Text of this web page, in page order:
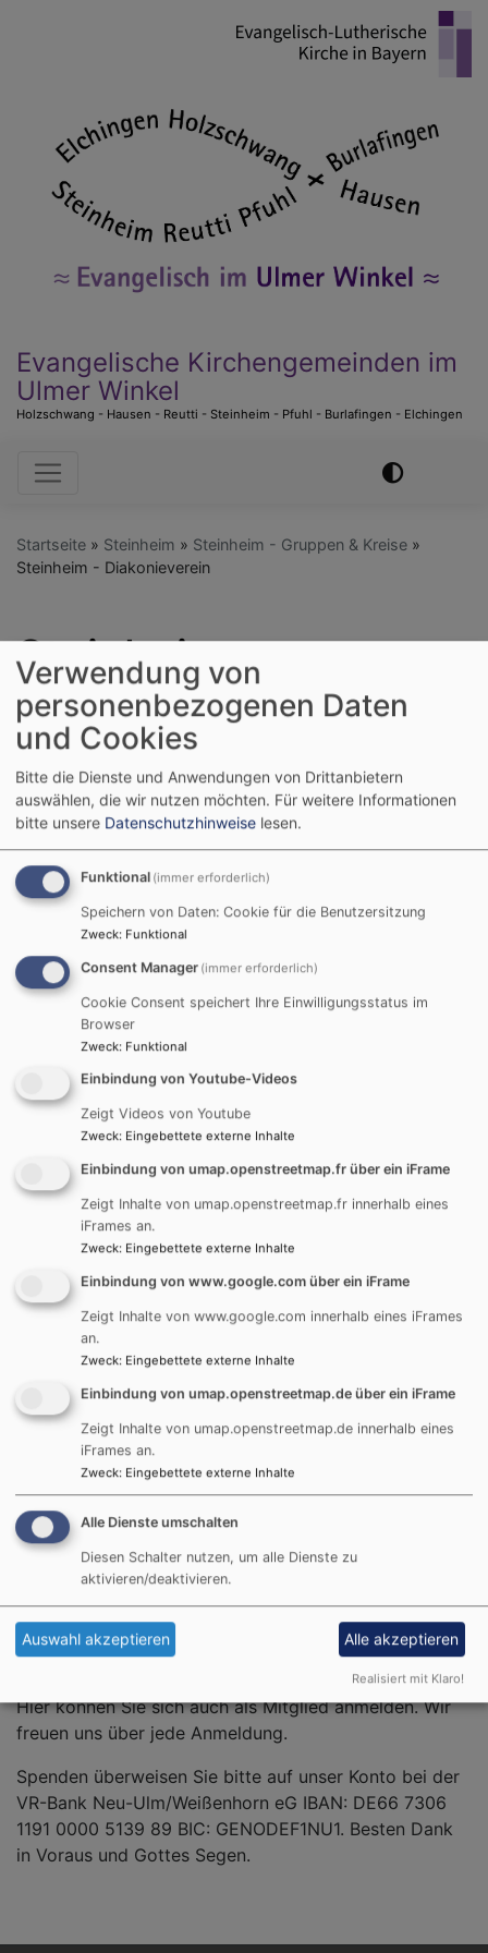
Evangelische Kirchengemeinden im
Ulmer Winkel
Holzschwang - Hausen - Reutti - Steinheim - Pfuhl - Burlafingen - Elchingen
Hauptnavigation
Startseite Steinheim
Steinheim - Gruppen & Kreise
Steinheim - Diakonieverein
Steinheim -
Diakonieverein
"Der Diakonieverein Steinheim-Nersingen e.V. wurde
am 15.02.1990 in Steinheim unter Pfarrer Chr. Schmidt-
Scheer gegründet. Der Zweck des Vereins ist die
Unterstützung hilfsbedürftiger Personen und die
Förderung des Gesundheitswesens, insbesondere die
Unterstützung der Diakoniestation."
(Auszug aus der Satzung).
Je nach Bedarf wird die Diakoniestation z.B. bei
angefallenen Personalkosten durch psychosoziale
Betreuung der Patienten (Leistungen die nicht von den
Anschaffung der Dienstfahrzeuge unterstützt. Aber
auch beim Transport von auszuleihenden Pflegebetten
hat der Verein schon tatkräftig geholfen.
Seit 27.04.2022 setzt sich der Vorstand wie folgt
zusammen:
1. Vorständin Frau Dr. Regina Maier
2. Vorstand Herr Dr. Gerald Fremdling
Kassiererin Frau Ramona Hauff
Schriftführer Herr Paul Buchsteiner
Beisitzerin Frau Dr. Elisabeth Eisenmann
Kassenprüferinnen Frau Traudel Pfeiffer und Renate
Werbach
Beisitzer immer der aktuelle Pfarrer Kraft seines Amtes
Mitgliedsbeitrag pro Jahr 17,00€
Da alle Leistungen des Vereins ausschließlich über
Mitgliedsbeiträge und Spenden finanziert werden, sind
wir dringend auf Ihre Mithilfe angewiesen.
Kontakt kann hergestellt werden über unser Pfarramt,
die Diakoniestation Senden-Nersingen-Steinheim,
Weißenhorner Str. 20, Nersingen Tel. 07308 817440
Hier können Sie sich auch als Mitglied anmelden. Wir
freuen uns über jede Anmeldung.
Spenden überweisen Sie bitte auf unser Konto bei der
VR-Bank Neu-Ulm/Weißenhorn eG IBAN: DE66 7306
1191 0000 5139 89 BIC: GENODEF1NU1. Besten Dank
in Voraus und Gottes Segen.
Verwendung von
personenbezogenen Daten
und Cookies
Bitte die Dienste und Anwendungen von Drittanbietern
auswählen, die wir nutzen möchten. Für weitere Informationen
bitte unsere Datenschutzhinweise lesen.
Funktional (immer erforderlich)
Speichern von Daten: Cookie für die Benutzersitzung
Zweck: Funktional
Consent Manager (immer erforderlich)
Cookie Consent speichert Ihre Einwilligungsstatus im
Browser
Zweck: Funktional
Einbindung von Youtube-Videos
Zeigt Videos von Youtube
Zweck: Eingebettete externe Inhalte
Einbindung von umap.openstreetmap.fr über ein iFrame
Zeigt Inhalte von umap.openstreetmap.fr innerhalb eines
iFrames an.
Zweck: Eingebettete externe Inhalte
Einbindung von www.google.com über ein iFrame
Zeigt Inhalte von www.google.com innerhalb eines iFrames
an.
Zweck: Eingebettete externe Inhalte
Einbindung von umap.openstreetmap.de über ein iFrame
Zeigt Inhalte von umap.openstreetmap.de innerhalb eines
iFrames an.
Zweck: Eingebettete externe Inhalte
Alle Dienste umschalten
Diesen Schalter nutzen, um alle Dienste zu
aktivieren/deaktivieren.
Auswahl akzeptieren Alle akzeptieren
Realisiert mit Klaro!